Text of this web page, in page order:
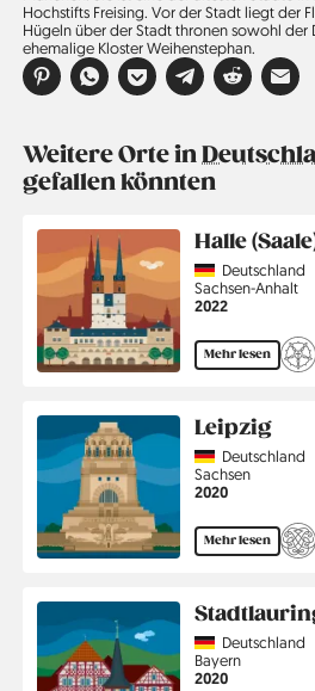
Hochstifts Freising. Vor der Stadt liegt der
Hügeln über der Stadt thronen sowohl der
ehemalige Kloster Weihenstephan.
Weitere Orte in
gefallen könnten
Halle
CountryDeutschland
Region
Sachsen-Anhalt
Jahr
2022
Mehr lesen
Leipzig
CountryDeutschland
Region
Sachsen
Jahr
2020
Mehr lesen
CountryDeutschland
Region
Bayern
Jahr
2020